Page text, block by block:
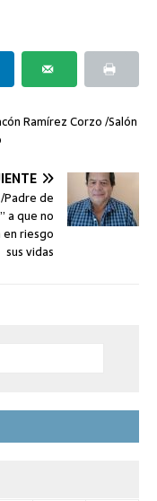
Ramírez Corzo /Salón
Padre de
a que no
riesgo
sus vidas